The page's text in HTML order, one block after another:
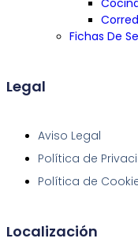
Fichas De
Legal
Aviso Legal
Política de
Política de
Localización